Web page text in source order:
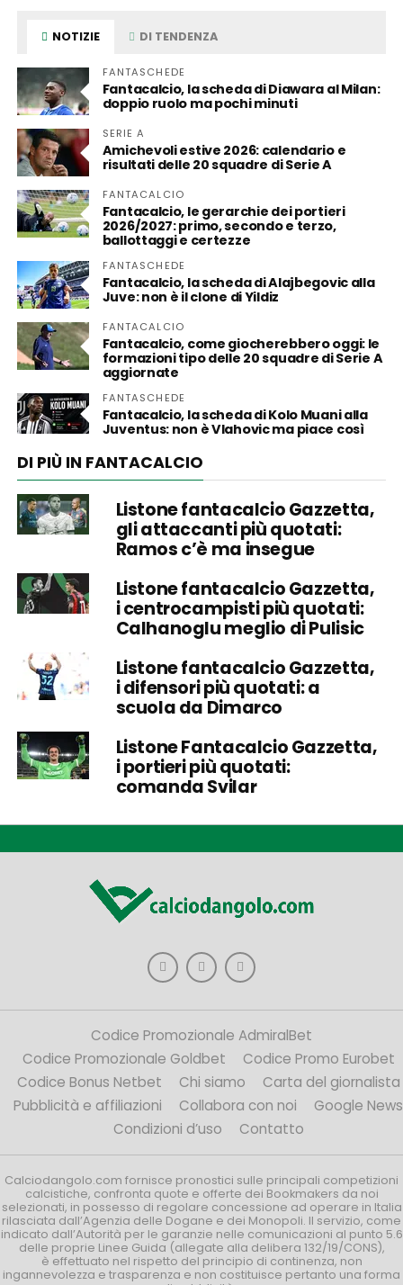
NOTIZIE DI TENDENZA
FANTASCHEDE
Fantacalcio, la scheda di Diawara al Milan:
doppio ruolo ma pochi minuti
SERIE A
Amichevoli estive 2026: calendario e
risultati delle 20 squadre di Serie A
FANTACALCIO
Fantacalcio, le gerarchie dei portieri
2026/2027: primo, secondo e terzo,
ballottaggi e certezze
FANTASCHEDE
Fantacalcio, la scheda di Alajbegovic alla
Juve: non è il clone di Yildiz
FANTACALCIO
Fantacalcio, come giocherebbero oggi: le
formazioni tipo delle 20 squadre di Serie A
aggiornate
FANTASCHEDE
Fantacalcio, la scheda di Kolo Muani alla
Juventus: non è Vlahovic ma piace così
DI PIÙ IN FANTACALCIO
Listone fantacalcio Gazzetta,
gli attaccanti più quotati:
Ramos c’è ma insegue
Listone fantacalcio Gazzetta,
i centrocampisti più quotati:
Calhanoglu meglio di Pulisic
Listone fantacalcio Gazzetta,
i difensori più quotati: a
scuola da Dimarco
Listone Fantacalcio Gazzetta,
i portieri più quotati:
comanda Svilar
Codice Promozionale AdmiralBet
Codice Promozionale Goldbet
Codice Promo Eurobet
Codice Bonus Netbet
Chi siamo
Carta del giornalista
Pubblicità e affiliazioni
Collabora con noi
Google News
Condizioni d’uso
Contatto
Calciodangolo.com fornisce pronostici sulle principali competizioni
calcistiche, confronta quote e offerte dei Bookmakers da noi
selezionati, in possesso di regolare concessione ad operare in Italia
rilasciata dall’Agenzia delle Dogane e dei Monopoli. Il servizio, come
indicato dall’Autorità per le garanzie nelle comunicazioni al punto 5.6
delle proprie Linee Guida (allegate alla delibera 132/19/CONS),
è effettuato nel rispetto del principio di continenza, non
ingannevolezza e trasparenza e non costituisce pertanto una forma